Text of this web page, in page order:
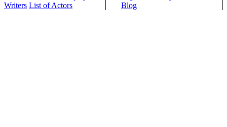
Writers List of Actors
Blog